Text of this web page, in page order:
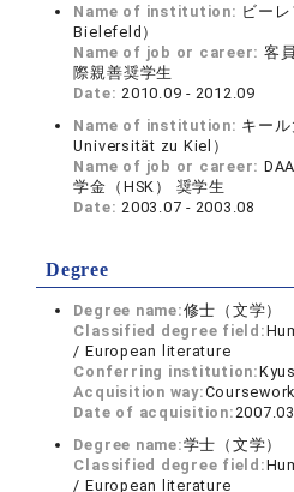
Name of institution: ビー
Bielefeld）
Name of job or career: 客
際親善奨学生
Date: 2010.09 - 2012.09
Name of institution: キー
Universität zu Kiel）
Name of job or career:
学金（HSK） 奨学生
Date: 2003.07 - 2003.08
Degree
Degree name:修士（文学）
Classified degree field:
/ European literature
Conferring institution:
Acquisition way:Coursework
Date of acquisition: 2007.03
Degree name:学士（文学）
Classified degree field:
/ European literature